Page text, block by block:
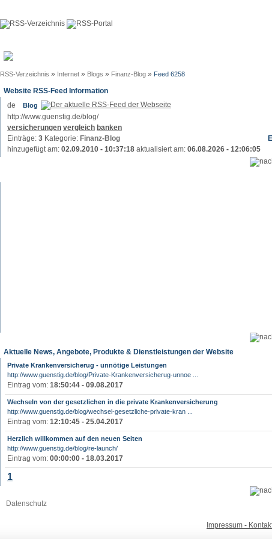
RSS-Verzeichnis » Internet » Blogs » Finanz-Blog » Feed 6258
Website RSS-Feed Information
Blog
http://www.guenstig.de/blog/
versicherungen vergleich banken
Einträge: 3 Kategorie: Finanz-Blog
hinzugefügt am: 02.09.2010 - 10:37:18 aktualisiert am: 06.08.2026 - 12:06:05
Aktuelle News, Angebote, Produkte & Dienstleistungen der Website
Private Krankenversicherug - unnötige Leistungen
http://www.guenstig.de/blog/Private-Krankenversicherug-unnoe ...
Eintrag vom: 18:50:44 - 09.08.2017
Wechseln von der gesetzlichen in die private Krankenversicherung
http://www.guenstig.de/blog/wechsel-gesetzliche-private-kran ...
Eintrag vom: 12:10:45 - 25.04.2017
Herzlich willkommen auf den neuen Seiten
http://www.guenstig.de/blog/re-launch/
Eintrag vom: 00:00:00 - 18.03.2017
1
Datenschutz
Impressum -